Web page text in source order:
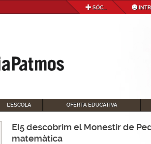
SÓC...
L'ESCOLA OFERTA EDUCATIVA
EI5 descobrim el Monestir de
matemàtica